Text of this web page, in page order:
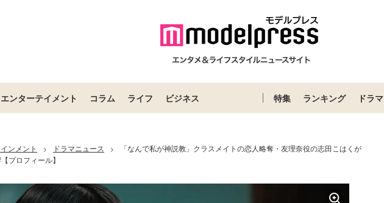
エンターテイメント コラム ライフ ビジネス 特集 ランキング ドラマ
ンメント > ドラマニュース >
「なんで私が神説教」クラスメイトの恋人略奪・友理奈役の志田こはくが
プロフィール】